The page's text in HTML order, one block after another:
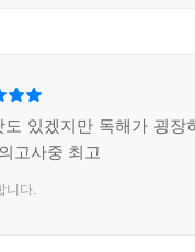
있겠지만 독해가 굉장
고사중 최고
니다.